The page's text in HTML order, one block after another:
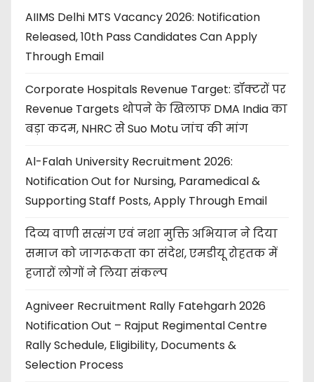
AIIMS Delhi MTS Vacancy 2026: Notification
Released, 10th Pass Candidates Can Apply
Through Email
Corporate Hospitals Revenue Target: डॉक्टरों पर
Revenue Targets थोपने के खिलाफ DMA India का
बड़ा कदम, NHRC से Suo Motu जांच की मांग
Al-Falah University Recruitment 2026:
Notification Out for Nursing, Paramedical &
Supporting Staff Posts, Apply Through Email
दिव्य वाणी सत्संग एवं नशा मुक्ति अभियान ने दिया
समाज को जागरूकता का संदेश, एमडीयू रोहतक में
हजारों लोगों ने लिया संकल्प
Agniveer Recruitment Rally Fatehgarh 2026
Notification Out – Rajput Regimental Centre
Rally Schedule, Eligibility, Documents &
Selection Process